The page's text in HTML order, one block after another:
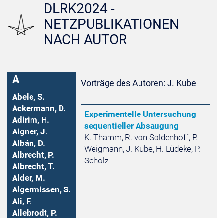
DLRK2024 -
NETZPUBLIKATIONEN
NACH AUTOR
A
Abele, S.
Ackermann, D.
Adirim, H.
Aigner, J.
Albán, D.
Albrecht, P.
Albrecht, T.
Alder, M.
Algermissen, S.
Ali, F.
Allebrodt, P.
Vorträge des Autoren: J. Kube
Experimentelle Untersuchung
sequentieller Absaugung
K. Thamm, R. von Soldenhoff, P.
Weigmann, J. Kube, H. Lüdeke, P.
Scholz